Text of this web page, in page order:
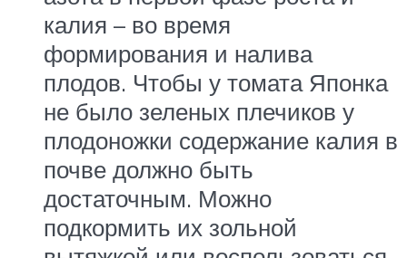
калия – во время
формирования и налива
плодов. Чтобы у томата Японка
не было зеленых плечиков у
плодоножки содержание калия в
почве должно быть
достаточным. Можно
подкормить их зольной